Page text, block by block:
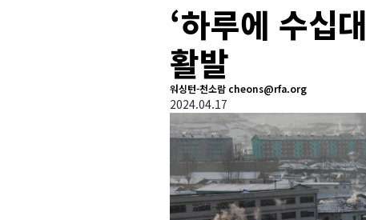
‘하루에 수십
활발
워싱턴-천소람 cheons@rfa.org
2024.04.17